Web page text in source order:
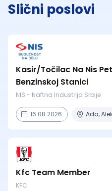
Slični poslovi
Kasir/Točilac Na Nis
Benzinskoj Stanici
NIS - Naftna Industrija Srbije
16.08.2026.
Kfc Team Member
KFC